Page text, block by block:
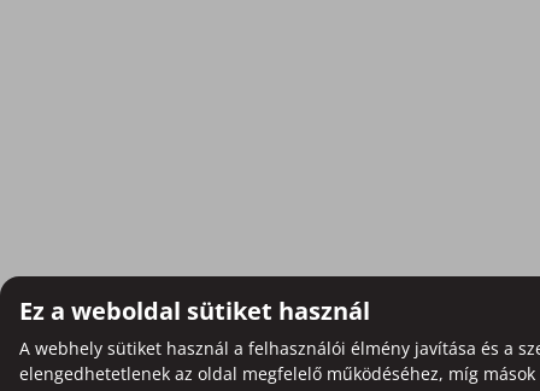
Ez a weboldal sütiket használ
A webhely sütiket használ a felhasználói élmény javítása és a
elengedhetetlenek az oldal megfelelő működéséhez, míg